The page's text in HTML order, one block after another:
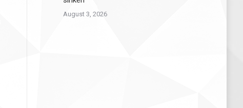
August 3, 2026